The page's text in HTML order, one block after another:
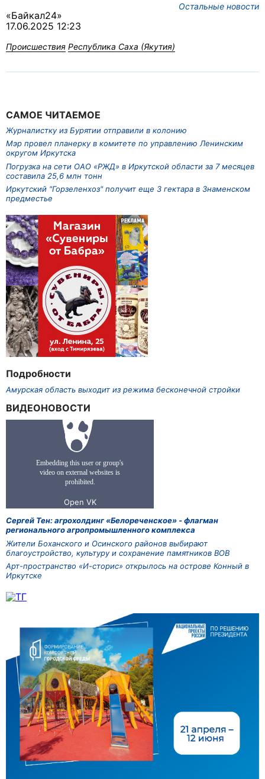
Остальные новости
«Байкал24»
17.06.2025 12:23
Происшествия Республика Саха (Якутия)
САМОЕ ЧИТАЕМОЕ
Журналистку из Бурятии отправили в колонию
Мэр провел планерку в комитете по управлению Ленинским
округом Иркутска
Погрузка на сети ОАО «РЖД» в Иркутской области за 7 месяцев
составила 25,6 млн тонн
Иркутский "Горзеленхоз" получит еще 3 гектара в Знаменском
предместье
Подробности
Амурская область выходит из режима бесконечной стройки
ВИДЕОНОВОСТИ
Сергей Тен: агрохолдинг «Белореченское» - флагман
регионального агропромышленного комплекса
Жители Боханского и Осинского районов выбирают
благоустройство, культуру и сохранение памятников ВОВ
Арт-пространство «И-сторис» открылось на острове Конный в
Иркутске